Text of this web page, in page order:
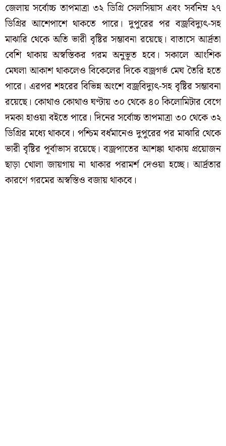
জেলায় সর্বোচ্চ তাপমাত্রা ৩২ ডিগ্রি সেলসিয়াস এবং সর্বনিম্ন ২৭
ডিগ্রির আশেপাশে থাকতে পারে। দুপুরের পর বজ্রবিদ্যুৎ-সহ
মাঝারি থেকে অতি ভারী বৃষ্টির সম্ভাবনা রয়েছে। বাতাসে আর্দ্রতা
বেশি থাকায় অস্বস্তিকর গরম অনুভূত হবে। সকালে আংশিক
মেঘলা আকাশ থাকলেও বিকেলের দিকে বজ্রগর্ভ মেঘ তৈরি হতে
পারে। এরপর শহরের বিভিন্ন অংশে বজ্রবিদ্যুৎ-সহ বৃষ্টির সম্ভাবনা
রয়েছে। কোথাও কোথাও ঘণ্টায় ৩০ থেকে ৪০ কিলোমিটার বেগে
দমকা হাওয়া বইতে পারে। দিনের সর্বোচ্চ তাপমাত্রা ৩০ থেকে ৩২
ডিগ্রির মধ্যে থাকবে। পশ্চিম বর্ধমানেও দুপুরের পর মাঝারি থেকে
ভারী বৃষ্টির পূর্বাভাস রয়েছে। বজ্রপাতের আশঙ্কা থাকায় প্রয়োজন
ছাড়া খোলা জায়গায় না থাকার পরামর্শ দেওয়া হচ্ছে। আর্দ্রতার
কারণে গরমের অস্বস্তিও বজায় থাকবে।